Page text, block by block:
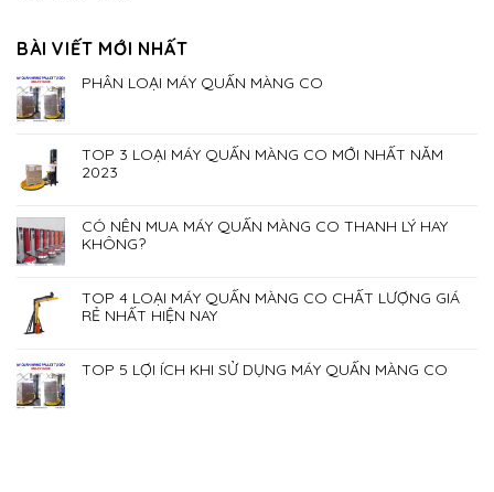
BÀI VIẾT MỚI NHẤT
PHÂN LOẠI MÁY QUẤN MÀNG CO
TOP 3 LOẠI MÁY QUẤN MÀNG CO MỚI NHẤT NĂM
2023
CÓ NÊN MUA MÁY QUẤN MÀNG CO THANH LÝ HAY
KHÔNG?
TOP 4 LOẠI MÁY QUẤN MÀNG CO CHẤT LƯỢNG GIÁ
RẺ NHẤT HIỆN NAY
TOP 5 LỢI ÍCH KHI SỬ DỤNG MÁY QUẤN MÀNG CO